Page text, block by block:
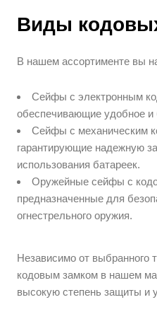
Виды
В нашем ассортименте вы
Сейфы с электронным
обеспечивающие удобное и
Сейфы с механическим
гарантирующие надежную
использования батареек.
Оружейные сейфы с
предназначенные для
огнестрельного оружия.
Независимо от выбранного
кодовым замком в нашем
высокую степень защиты и